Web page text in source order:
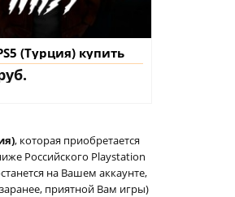
(Турция) купить
, которая приобретается
Российского Playstation
на Вашем аккаунте,
приятной Вам игры)